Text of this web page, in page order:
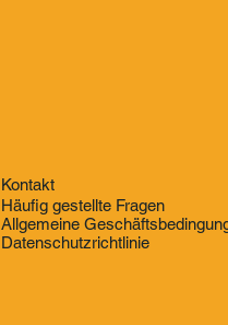
Kontakt
Häufig gestellte Fragen
Allgemeine
Datenschutzrichtlinie